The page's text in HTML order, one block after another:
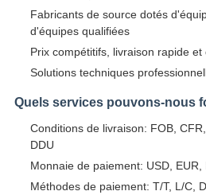
Fabricants de source dotés
d'équipes qualifiées
Prix compétitifs, livraison rapide
Solutions techniques
Quels services pouvons-nous
Conditions de livraison: FOB, CFR,
DDU
Monnaie de paiement: USD, EUR,
Méthodes de paiement: T/T, L/C,